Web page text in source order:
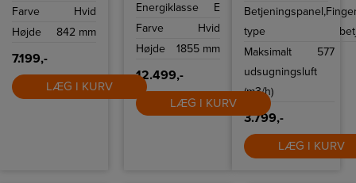
EasyClean
energiklasse A++
63 dB.
Farve
Hvid
Højde
842 mm
7.199,-
LÆG I KURV
kølevarer og
Energiklasse
E
Farve
Hvid
Højde
1855 mm
12.499,-
LÆG I KURV
Betjeningspanel,
type
Maksimalt
udsugningsluft
(m3/h)
577
3.799,-
LÆG I KURV